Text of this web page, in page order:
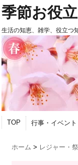
季節お役
生活の知恵、雑学、役立つ
TOP 行事・イベント
ホーム > レジャー・